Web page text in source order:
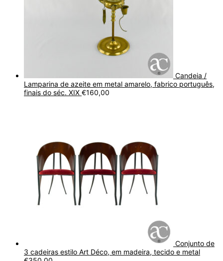
Candeia /
Lamparina de azeite em metal amarelo, fabrico português,
finais do séc. XIX €160,00
Conjunto de
3 cadeiras estilo Art Déco, em madeira, tecido e metal